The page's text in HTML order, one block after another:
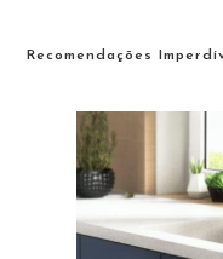
Recomendações